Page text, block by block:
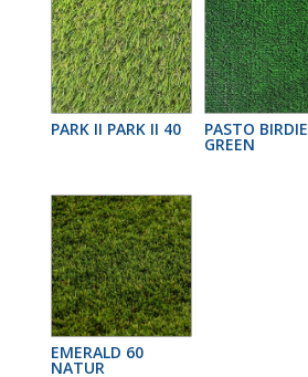
PARK II PARK II 40 PASTO BIRDIE
GREEN
EMERALD 60
NATUR